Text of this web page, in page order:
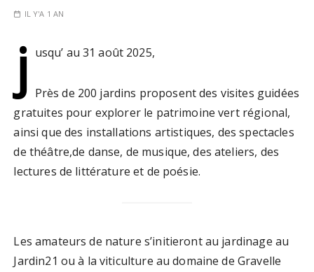
IL Y'A 1 AN
j usqu’ au 31 août 2025,
Près de 200 jardins proposent des visites guidées
gratuites pour explorer le patrimoine vert régional,
ainsi que des installations artistiques, des spectacles
de théâtre,de danse, de musique, des ateliers, des
lectures de littérature et de poésie.
Les amateurs de nature s’initieront au jardinage au
Jardin21 ou à la viticulture au domaine de Gravelle